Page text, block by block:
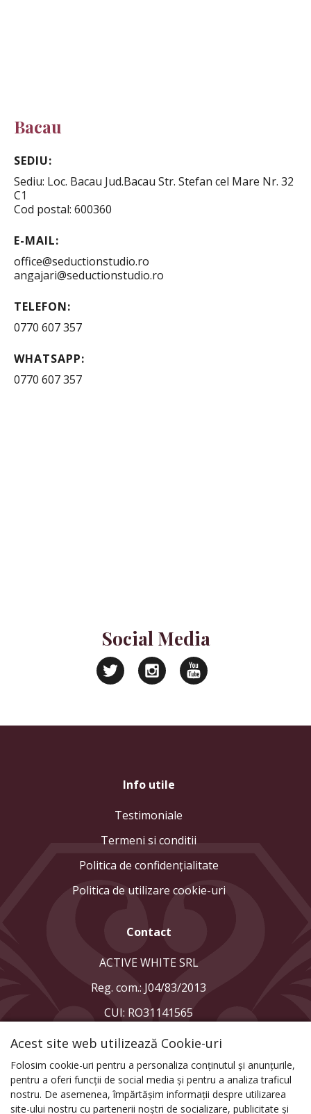
Bacau
SEDIU:
Sediu: Loc. Bacau Jud.Bacau Str. Stefan cel Mare Nr. 32
C1
Cod postal: 600360
E-MAIL:
office@seductionstudio.ro
angajari@seductionstudio.ro
TELEFON:
0770 607 357
WHATSAPP:
0770 607 357
Social Media
Info utile
Testimoniale
Termeni si conditii
Politica de confidenţialitate
Politica de utilizare cookie-uri
Contact
ACTIVE WHITE SRL
Reg. com.: J04/83/2013
CUI: RO31141565
Acest site web utilizează Cookie-uri
Folosim cookie-uri pentru a personaliza conținutul și anunțurile,
pentru a oferi funcții de social media și pentru a analiza traficul
nostru. De asemenea, împărtășim informații despre utilizarea
site-ului nostru cu partenerii noștri de socializare, publicitate și